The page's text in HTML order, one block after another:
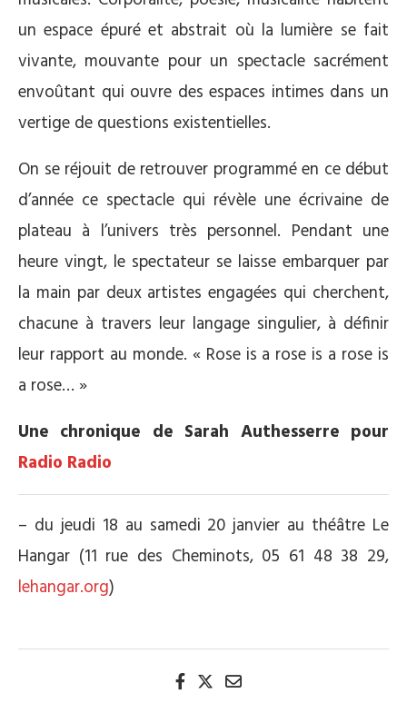
un espace épuré et abstrait où la lumière se fait
vivante, mouvante pour un spectacle sacrément
envoûtant qui ouvre des espaces intimes dans un
vertige de questions existentielles.
On se réjouit de retrouver programmé en ce début
d’année ce spectacle qui révèle une écrivaine de
plateau à l’univers très personnel. Pendant une
heure vingt, le spectateur se laisse embarquer par
la main par deux artistes engagées qui cherchent,
chacune à travers leur langage singulier, à définir
leur rapport au monde. « Rose is a rose is a rose is
a rose… »
Une chronique de Sarah Authesserre pour
Radio Radio
– du jeudi 18 au samedi 20 janvier au théâtre Le
Hangar (11 rue des Cheminots, 05 61 48 38 29,
lehangar.org)